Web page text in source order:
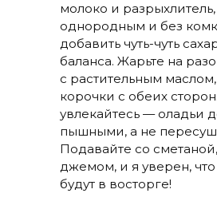
молоко и
однородным и без
добавить чуть-чуть
баланса. Жарьте на
с растительным
корочки с обеих
увлекайтесь — оладьи
пышными, а не
Подавайте со
джемом, и я уверен,
будут в восторге!